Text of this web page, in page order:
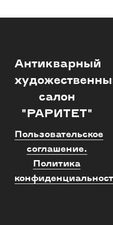
Антикварный
салон
"РАРИТЕТ"
Пользовательское
соглашение.
Политика